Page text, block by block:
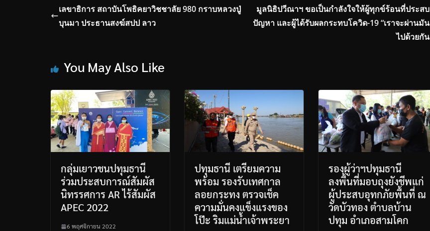
เลขาธิการ สถาบันโพธิคยาวิชชาลัย 980 กราบหลวงปู่
บุนมา ประธานสงฆ์สปป ลาว
มูลนิธิปวีณาฯ ขอเป็นกำลังใจให้ผู้ทุกข์ร้อนที่ประสบ
ปัญหา และผู้ได้รับผลกระทบโควิด-19 “เราจะผ่านมัน
ไปด้วยกัน
You May Also Like
กลุ่มเยาวชนปทุมธานี
ร่วมประสบการณ์สัมผัส
นิทรรศการ AR ไร้สัมผัส
APEC 2022
6 พฤศจิกายน 2022
ปทุมธานี เตรียมความ
พร้อม รองรับเทศกาล
ลอยกระทง ตรวจเช็ค
ความมั่นคงแข็งแรงของ
โป๊ะ ริมแม่น้ำเจ้าพระยา
รองผู้ว่าฯปทุมธานี
ลงพื้นที่มอบถุงยังชีพแก่
ผู้ประสบอุทกภัยพื้นที่ ณ
วัดบัวทอง ตำบลบ้าน
ปทุม อำเภอสามโคก